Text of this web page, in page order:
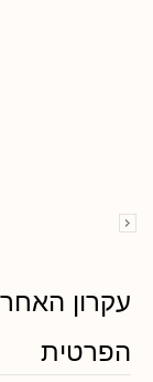
עקרון
הפרטית